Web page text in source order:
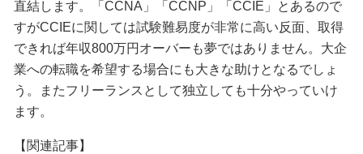
直結します。「CCNA」「CCNP」「CCIE」とあるので
すがCCIEに関しては試験難易度が非常に高い反面、取得
できれば年収800万円オーバーも夢ではありません。大企
業への転職を希望する場合にも大きな助けとなるでしょ
う。またフリーランスとして独立しても十分やっていけ
ます。
【関連記事】